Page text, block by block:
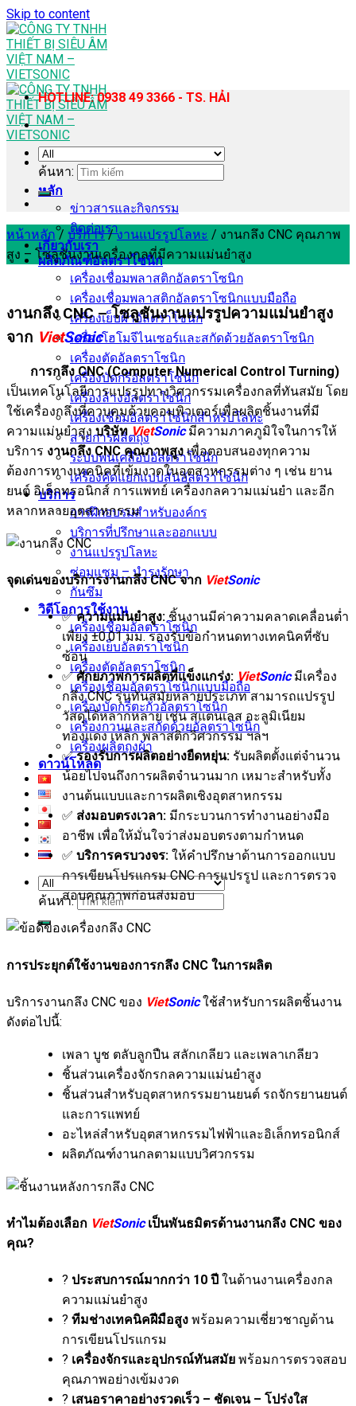
Skip to content
หลัก
ข่าวสารและกิจกรรม
ติดต่อเรา
เกี่ยวกับเรา
ผลิตภัณฑ์อัลตราโซนิก
เครื่องเชื่อมพลาสติกอัลตราโซนิก
เครื่องเชื่อมพลาสติกอัลตราโซนิกแบบมือถือ
เครื่องเย็บผ้าอัลตราโซนิก
เครื่องโฮโมจีไนเซอร์และสกัดด้วยอัลตราโซนิก
เครื่องตัดอัลตราโซนิก
เครื่องบัดกรีอัลตราโซนิก
เครื่องล้างอัลตราโซนิก
เครื่องเชื่อมอัลตราโซนิกสำหรับโลหะ
สายการผลิตถุง
ระบบพ่นเคลือบอัลตราโซนิก
เครื่องคัดแยกแบบสั่นอัลตราโซนิก
บริการ
การฝึกอบรมสำหรับองค์กร
บริการที่ปรึกษาและออกแบบ
งานแปรรูปโลหะ
ซ่อมแซม – บำรุงรักษา
กันซึม
วิดีโอการใช้งาน
เครื่องเชื่อมอัลตราโซนิก
เครื่องเย็บอัลตราโซนิก
เครื่องตัดอัลตราโซนิก
เครื่องเชื่อมอัลตราโซนิกแบบมือถือ
เครื่องบัดกรีตะกั่วอัลตราโซนิก
เครื่องกวนและสกัดด้วยอัลตราโซนิก
เครื่องผลิตถุงผ้า
ดาวน์โหลด
ค้นหา:
HOTLINE: 0938 49 3366 - TS. HẢI
ค้นหา:
หน้าหลัก / บริการ / งานแปรรูปโลหะ / งานกลึง CNC คุณภาพ
สูง – โซลูชันงานเครื่องกลที่มีความแม่นยำสูง
งานกลึง CNC – โซลูชันงานแปรรูปความแม่นยำสูง
จาก VietSonic
การกลึง CNC (Computer Numerical Control Turning)
เป็นเทคโนโลยีการแปรรูปทางวิศวกรรมเครื่องกลที่ทันสมัย โดย
ใช้เครื่องกลึงที่ควบคุมด้วยคอมพิวเตอร์เพื่อผลิตชิ้นงานที่มี
ความแม่นยำสูง บริษัท VietSonicมีความภาคภูมิใจในการให้
บริการ งานกลึง CNC คุณภาพสูง เพื่อตอบสนองทุกความ
ต้องการทางเทคนิคที่เข้มงวดในอุตสาหกรรมต่าง ๆ เช่น ยาน
ยนต์ อิเล็กทรอนิกส์ การแพทย์ เครื่องกลความแม่นยำ และอีก
หลากหลายอุตสาหกรรม
จุดเด่นของบริการงานกลึง CNC จาก VietSonic
✅ความแม่นยำสูง:ชิ้นงานมีค่าความคลาดเคลื่อนต่ำ
เพียง ±0.01 มม. รองรับข้อกำหนดทางเทคนิคที่ซับ
ซ้อน
✅ศักยภาพการผลิตที่แข็งแกร่ง: VietSonicมีเครื่อง
กลึง CNC รุ่นทันสมัยหลายประเภท สามารถแปรรูป
วัสดุได้หลากหลาย เช่น สแตนเลส อะลูมิเนียม
ทองแดง เหล็ก พลาสติกวิศวกรรม ฯลฯ
✅รองรับการผลิตอย่างยืดหยุ่น: รับผลิตตั้งแต่จำนวน
น้อยไปจนถึงการผลิตจำนวนมาก เหมาะสำหรับทั้ง
งานต้นแบบและการผลิตเชิงอุตสาหกรรม
✅ ส่งมอบตรงเวลา: มีกระบวนการทำงานอย่างมือ
อาชีพ เพื่อให้มั่นใจว่าส่งมอบตรงตามกำหนด
✅ บริการครบวงจร: ให้คำปรึกษาด้านการออกแบบ
การเขียนโปรแกรม CNC การแปรรูป และการตรวจ
สอบคุณภาพก่อนส่งมอบ
การประยุกต์ใช้งานของการกลึง CNC ในการผลิต
บริการงานกลึง CNC ของ VietSonicใช้สำหรับการผลิตชิ้นงาน
ดังต่อไปนี้:
เพลา บูช ตลับลูกปืน สลักเกลียว และเพลาเกลียว
ชิ้นส่วนเครื่องจักรกลความแม่นยำสูง
ชิ้นส่วนสำหรับอุตสาหกรรมยานยนต์ รถจักรยานยนต์
และการแพทย์
อะไหล่สำหรับอุตสาหกรรมไฟฟ้าและอิเล็กทรอนิกส์
ผลิตภัณฑ์งานกลตามแบบวิศวกรรม
ทำไมต้องเลือก VietSonicเป็นพันธมิตรด้านงานกลึง CNC ของ
คุณ?
? ประสบการณ์มากกว่า 10 ปี ในด้านงานเครื่องกล
ความแม่นยำสูง
? ทีมช่างเทคนิคฝีมือสูง พร้อมความเชี่ยวชาญด้าน
การเขียนโปรแกรม
? เครื่องจักรและอุปกรณ์ทันสมัย พร้อมการตรวจสอบ
คุณภาพอย่างเข้มงวด
? เสนอราคาอย่างรวดเร็ว – ชัดเจน – โปร่งใส